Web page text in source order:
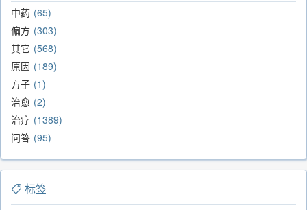
中药 65
偏方 303
其它 568
原因 189
方子 1
治愈 2
治疗 1389
问答 95
标签